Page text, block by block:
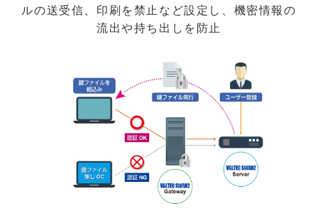
ルの送受信、印刷を禁止など設定し、機密情報の
流出や持ち出しを防止